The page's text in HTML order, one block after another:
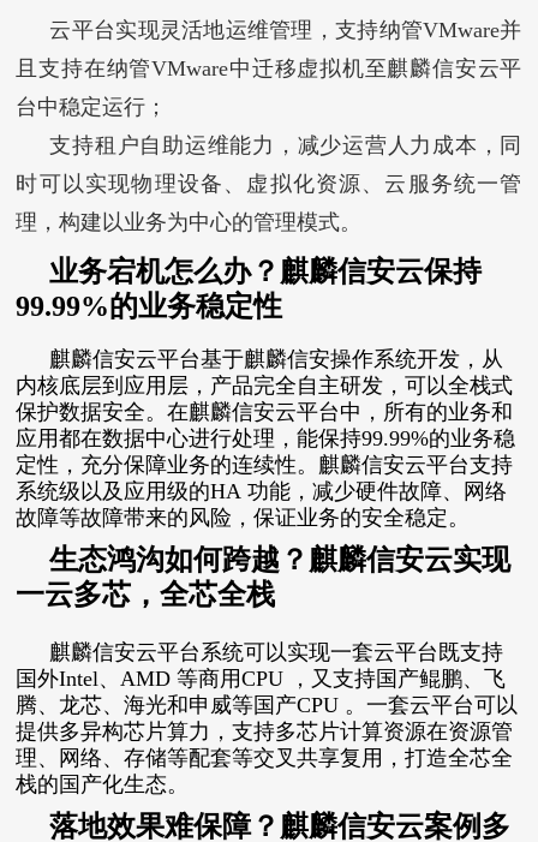
云平台实现灵活地运维管理，支持纳管VMware并
且支持在纳管VMware中迁移虚拟机至麒麟信安云平
台中稳定运行；
支持租户自助运维能力，减少运营人力成本，同
时可以实现物理设备、虚拟化资源、云服务统一管
理，构建以业务为中心的管理模式。
业务宕机怎么办？ 麒麟信安云保持
99.99%的业务稳定性
麒麟信安云平台基于麒麟信安操作系统开发，从
内核底层到应用层，产品完全自主研发，可以全栈式
保护数据安全。在麒麟信安云平台中，所有的业务和
应用都在数据中心进行处理，能保持99.99%的业务稳
定性，充分保障业务的连续性。麒麟信安云平台支持
系统级以及应用级的HA 功能，减少硬件故障、网络
故障等故障带来的风险，保证业务的安全稳定。
生态鸿沟如何跨越？ 麒麟信安云实现
一云多芯，全芯全栈
麒麟信安云平台系统可以实现一套云平台既支持
国外Intel、 AMD 等商用CPU ，又支持国产鲲鹏、飞
腾、龙芯、海光和申威等国产CPU 。一套云平台可以
提供多异构芯片算力，支持多芯片计算资源在资源管
理、网络、存储等配套等交叉共享复用，打造全芯全
栈的国产化生态。
落地效果难保障？ 麒麟信安云案例多